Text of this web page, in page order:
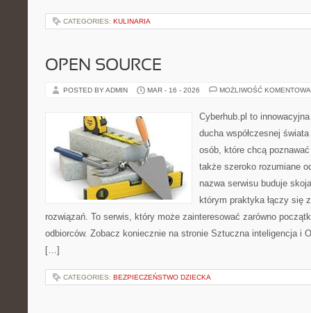
CATEGORIES: KULINARIA
OPEN SOURCE
POSTED BY ADMIN MAR - 16 - 2026 MOŻLIWOŚĆ
Cyberhub.pl to
ducha współczesnej
osób, które chcą
także szeroko rozumiane
nazwa serwisu buduje
którym praktyka łączy się
rozwiązań. To serwis, który może zainteresować zarówno
odbiorców. Zobacz koniecznie na stronie Sztuczna inteligencja i
[…]
CATEGORIES: BEZPIECZEŃSTWO DZIECKA